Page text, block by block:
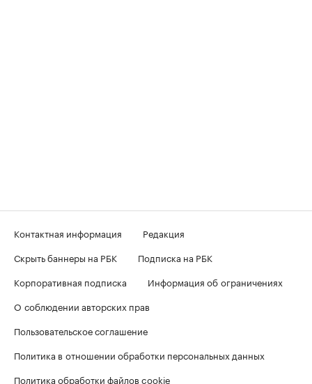
Контактная информация
Редакция
Скрыть баннеры на РБК
Подписка на РБК
Корпоративная подписка
Информация об ограничениях
О соблюдении авторских прав
Пользовательское соглашение
Политика в отношении обработки персональных данных
Политика обработки файлов cookie